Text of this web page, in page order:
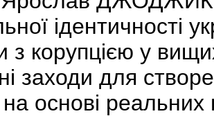
ідентичності
з корупцією у
заходи для
основі реальних